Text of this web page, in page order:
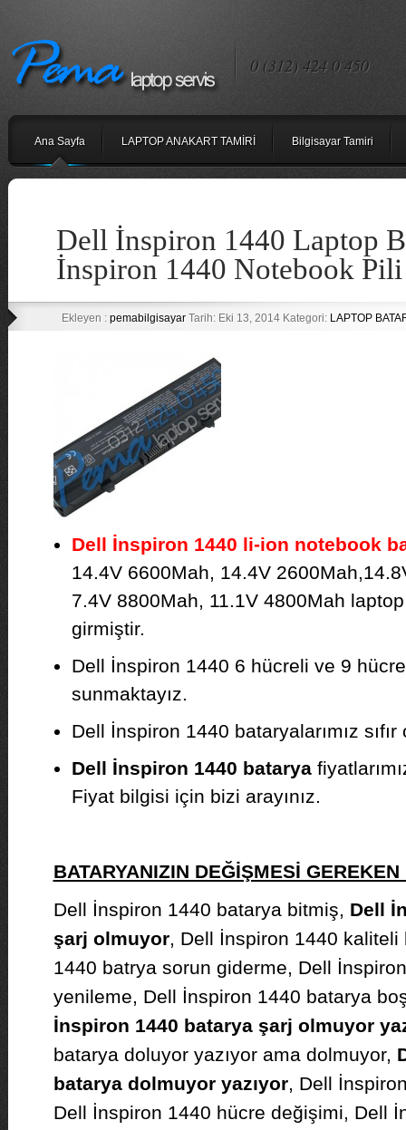
0 (312) 424 0 450
Ana Sayfa LAPTOP ANAKART TAMİRİ Bilgisayar Tamiri
Dell İnspiron 1440 Laptop
İnspiron 1440 Notebook Pili
Ekleyen : pemabilgisayarTarih: Eki 13, 2014 Kategori: LAPTOP
Dell İnspiron 1440 li-ion notebook
14.4V 6600Mah, 14.4V
7.4V 8800Mah, 11.1V 4800Mah laptop
girmiştir.
Dell İnspiron 1440 6 hücreli ve 9
sunmaktayız.
Dell İnspiron 1440 bataryalarımız
Dell İnspiron 1440 batarya
Fiyat bilgisi için bizi arayınız.
BATARYANIZIN DEĞİŞMESİ
Dell İnspiron 1440 batarya bitmiş, Dell
şarj olmuyor, Dell İnspiron 1440 kaliteli
1440 batrya sorun giderme, Dell
yenileme, Dell İnspiron 1440 batarya
İnspiron 1440 batarya şarj olmuyor
batarya doluyor yazıyor ama dolmuyor,
batarya dolmuyor yazıyor, Dell
Dell İnspiron 1440 hücre değişimi, Dell